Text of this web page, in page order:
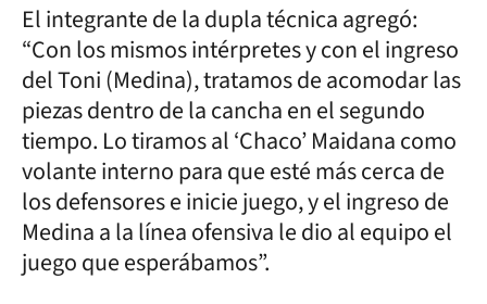
El integrante de la dupla técnica agregó:
“Con los mismos intérpretes y con el ingreso
del Toni (Medina), tratamos de acomodar las
piezas dentro de la cancha en el segundo
tiempo. Lo tiramos al ‘Chaco’ Maidana como
volante interno para que esté más cerca de
los defensores e inicie juego, y el ingreso de
Medina a la línea ofensiva le dio al equipo el
juego que esperábamos”.